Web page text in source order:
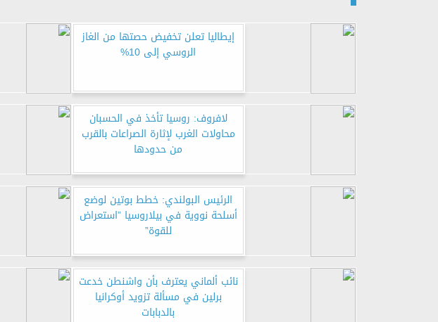
إيطاليا تعلن تخفيض حصتها من الغاز
الروسي إلى 10%
لافروف: روسيا تأخذ في الحسبان
محاولات الغرب لإثارة الصراعات بالقرب
من حدودها
الرئيس البولندي: خطط بوتين لوضع
أسلحة نووية في بيلاروسيا ”استعراض
للقوة”
نائب ألماني يعترف بأن واشنطن خدعت
برلين في مسألة تزويد أوكرانيا
بالدبابات